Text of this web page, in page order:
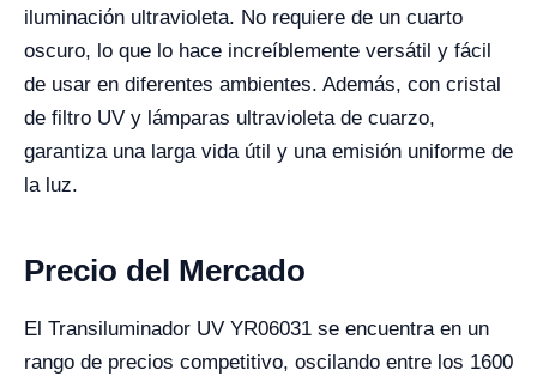
iluminación ultravioleta. No requiere de un cuarto
oscuro, lo que lo hace increíblemente versátil y fácil
de usar en diferentes ambientes. Además, con cristal
de filtro UV y lámparas ultravioleta de cuarzo,
garantiza una larga vida útil y una emisión uniforme de
la luz.
Precio del Mercado
El Transiluminador UV YR06031 se encuentra en un
rango de precios competitivo, oscilando entre los 1600